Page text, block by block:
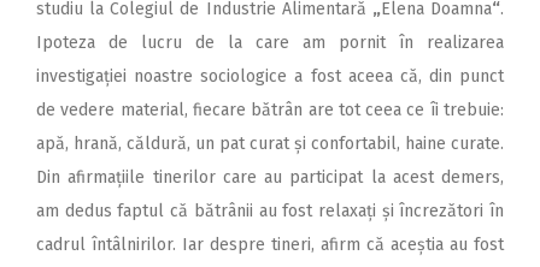
studiu la Colegiul de Industrie Alimentară „Elena Doamna“.
Ipoteza de lucru de la care am pornit în realizarea
investigației noastre sociologice a fost aceea că, din punct
de vedere material, fiecare bătrân are tot ceea ce îi trebuie:
apă, hrană, căldură, un pat curat și confortabil, haine curate.
Din afirmațiile tinerilor care au participat la acest demers,
am dedus faptul că bătrânii au fost relaxați și încrezători în
cadrul întâlnirilor. Iar despre tineri, afirm că aceștia au fost